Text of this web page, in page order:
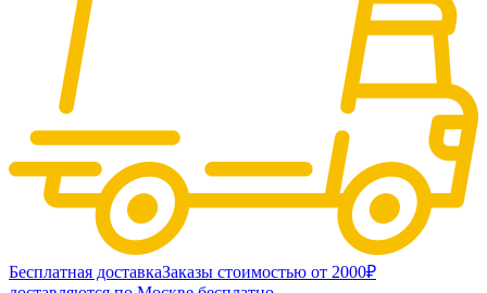
Бесплатная доставкаЗаказы стоимостью от 2000₽